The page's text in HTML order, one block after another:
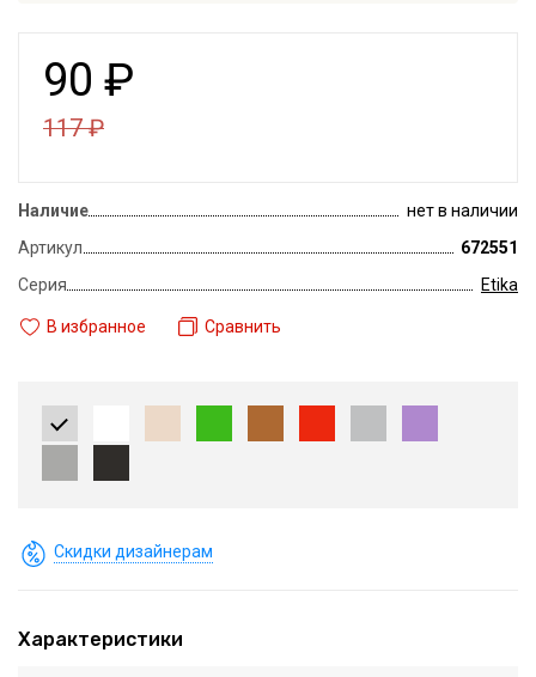
90 ₽
117₽
Наличие
нет в наличии
Артикул
672551
Серия
Etika
В избранное Сравнить
Скидки дизайнерам
Характеристики